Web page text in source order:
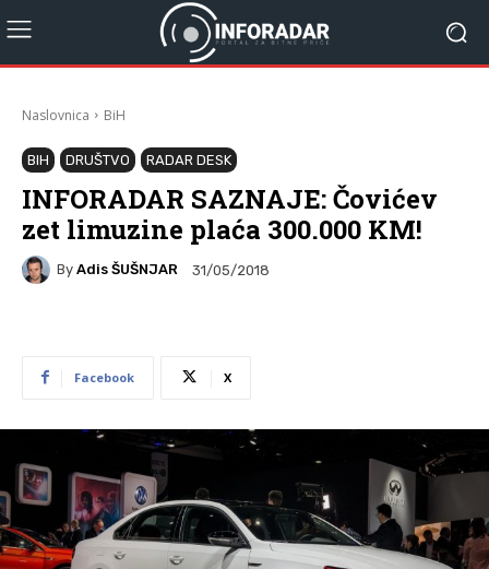
Naslovnica BiH
BIH DRUŠTVO RADAR DESK
INFORADAR SAZNAJE: Čovićev
zet limuzine plaća 300.000 KM!
By Adis ŠUŠNJAR 31/05/2018
Facebook X